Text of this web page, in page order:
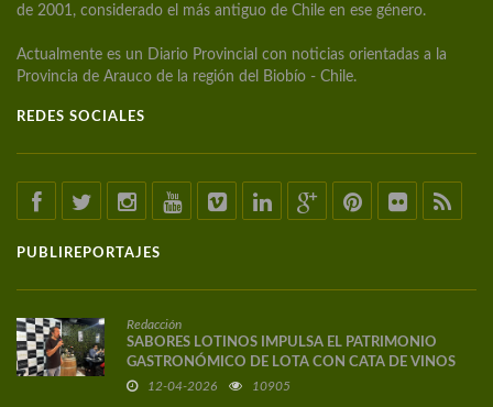
de 2001, considerado el más antiguo de Chile en ese género.
Actualmente es un Diario Provincial con noticias orientadas a la
Provincia de Arauco de la región del Biobío - Chile.
REDES SOCIALES
PUBLIREPORTAJES
Redacción
SABORES LOTINOS IMPULSA EL PATRIMONIO
GASTRONÓMICO DE LOTA CON CATA DE VINOS
DE AUTOR
12-04-2026 10905